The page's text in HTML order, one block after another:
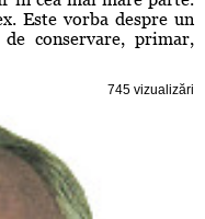
Este vorba despre un
conservare, primar,
745 vizualizări